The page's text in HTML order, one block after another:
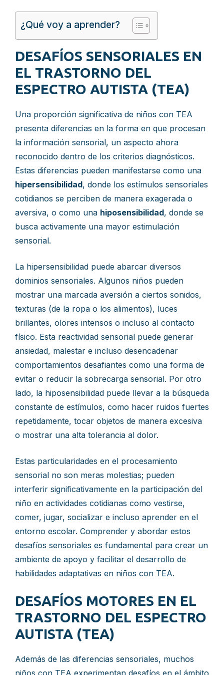
¿Qué voy a aprender?
DESAFÍOS SENSORIALES EN
EL TRASTORNO DEL
ESPECTRO AUTISTA (TEA)
Una proporción significativa de niños con TEA
presenta diferencias en la forma en que procesan
la información sensorial, un aspecto ahora
reconocido dentro de los criterios diagnósticos.
Estas diferencias pueden manifestarse como una
hipersensibilidad, donde los estímulos sensoriales
cotidianos se perciben de manera exagerada o
aversiva, o como una hiposensibilidad, donde se
busca activamente una mayor estimulación
sensorial.
La hipersensibilidad puede abarcar diversos
dominios sensoriales. Algunos niños pueden
mostrar una marcada aversión a ciertos sonidos,
texturas (de la ropa o los alimentos), luces
brillantes, olores intensos o incluso al contacto
físico. Esta reactividad sensorial puede generar
ansiedad, malestar e incluso desencadenar
comportamientos desafiantes como una forma de
evitar o reducir la sobrecarga sensorial. Por otro
lado, la hiposensibilidad puede llevar a la búsqueda
constante de estímulos, como hacer ruidos fuertes
repetidamente, tocar objetos de manera excesiva
o mostrar una alta tolerancia al dolor.
Estas particularidades en el procesamiento
sensorial no son meras molestias; pueden
interferir significativamente en la participación del
niño en actividades cotidianas como vestirse,
comer, jugar, socializar e incluso aprender en el
entorno escolar. Comprender y abordar estos
desafíos sensoriales es fundamental para crear un
ambiente de apoyo y facilitar el desarrollo de
habilidades adaptativas en niños con TEA.
DESAFÍOS MOTORES EN EL
TRASTORNO DEL ESPECTRO
AUTISTA (TEA)
Además de las diferencias sensoriales, muchos
niños con TEA experimentan desafíos en el ámbito